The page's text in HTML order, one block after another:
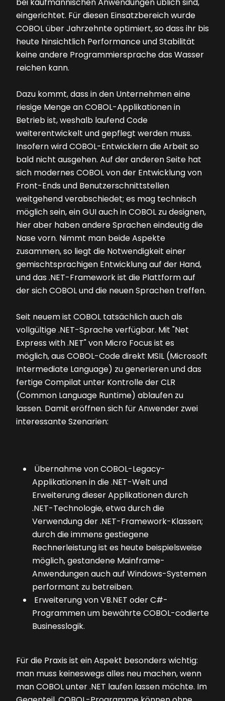
eingerichtet. Für diesen Einsatzbereich wurde
COBOL über Jahrzehnte optimiert, so dass ihr bis
heute hinsichtlich Performance und Stabilität
keine andere Programmiersprache das Wasser
reichen kann.
Dazu kommt, dass in den Unternehmen eine
riesige Menge an COBOL-Applikationen in
Betrieb ist, weshalb laufend Code
weiterentwickelt und gepflegt werden muss.
Insofern wird COBOL-Entwicklern die Arbeit so
bald nicht ausgehen. Auf der anderen Seite hat
sich modernes COBOL von der Entwicklung von
Front-Ends und Benutzerschnittstellen
weitgehend verabschiedet; es mag technisch
möglich sein, ein GUI auch in COBOL zu designen,
hier aber haben andere Sprachen eindeutig die
Nase vorn. Nimmt man beide Aspekte
zusammen, so liegt die Notwendigkeit einer
gemischtsprachigen Entwicklung auf der Hand,
und das .NET-Framework ist die Plattform auf
der sich COBOL und die neuen Sprachen treffen.
Seit neuem ist COBOL tatsächlich auch als
vollgültige .NET-Sprache verfügbar. Mit "Net
Express with .NET" von Micro Focus ist es
möglich, aus COBOL-Code direkt MSIL (Microsoft
Intermediate Language) zu generieren und das
fertige Compilat unter Kontrolle der CLR
(Common Language Runtime) ablaufen zu
lassen. Damit eröffnen sich für Anwender zwei
interessante Szenarien:
Übernahme von COBOL-Legacy-
Applikationen in die .NET-Welt und
Erweiterung dieser Applikationen durch
.NET-Technologie, etwa durch die
Verwendung der .NET-Framework-Klassen;
durch die immens gestiegene
Rechnerleistung ist es heute beispielsweise
möglich, gestandene Mainframe-
Anwendungen auch auf Windows-Systemen
performant zu betreiben.
Erweiterung von VB.NET oder C#-
Programmen um bewährte COBOL-codierte
Businesslogik.
Für die Praxis ist ein Aspekt besonders wichtig:
man muss keineswegs alles neu machen, wenn
man COBOL unter .NET laufen lassen möchte. Im